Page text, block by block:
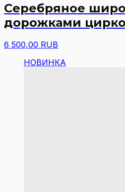
Серебряное
дорожками
6 500,00 RUB
НОВИНКА